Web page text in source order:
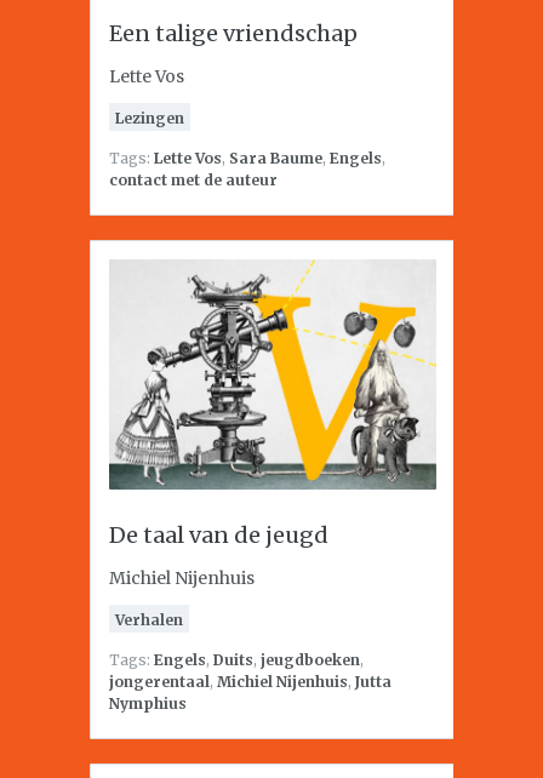
Een talige vriendschap
Lette Vos
Lezingen
Tags: Lette Vos, Sara Baume, Engels,
contact met de auteur
De taal van de jeugd
Michiel Nijenhuis
Verhalen
Tags: Engels, Duits, jeugdboeken,
jongerentaal, Michiel Nijenhuis, Jutta
Nymphius